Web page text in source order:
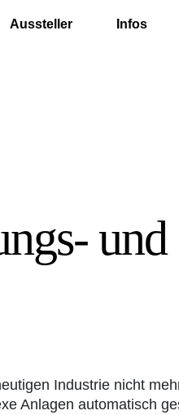
Aussteller Infos
und
Industrie nicht
Anlagen automatisch